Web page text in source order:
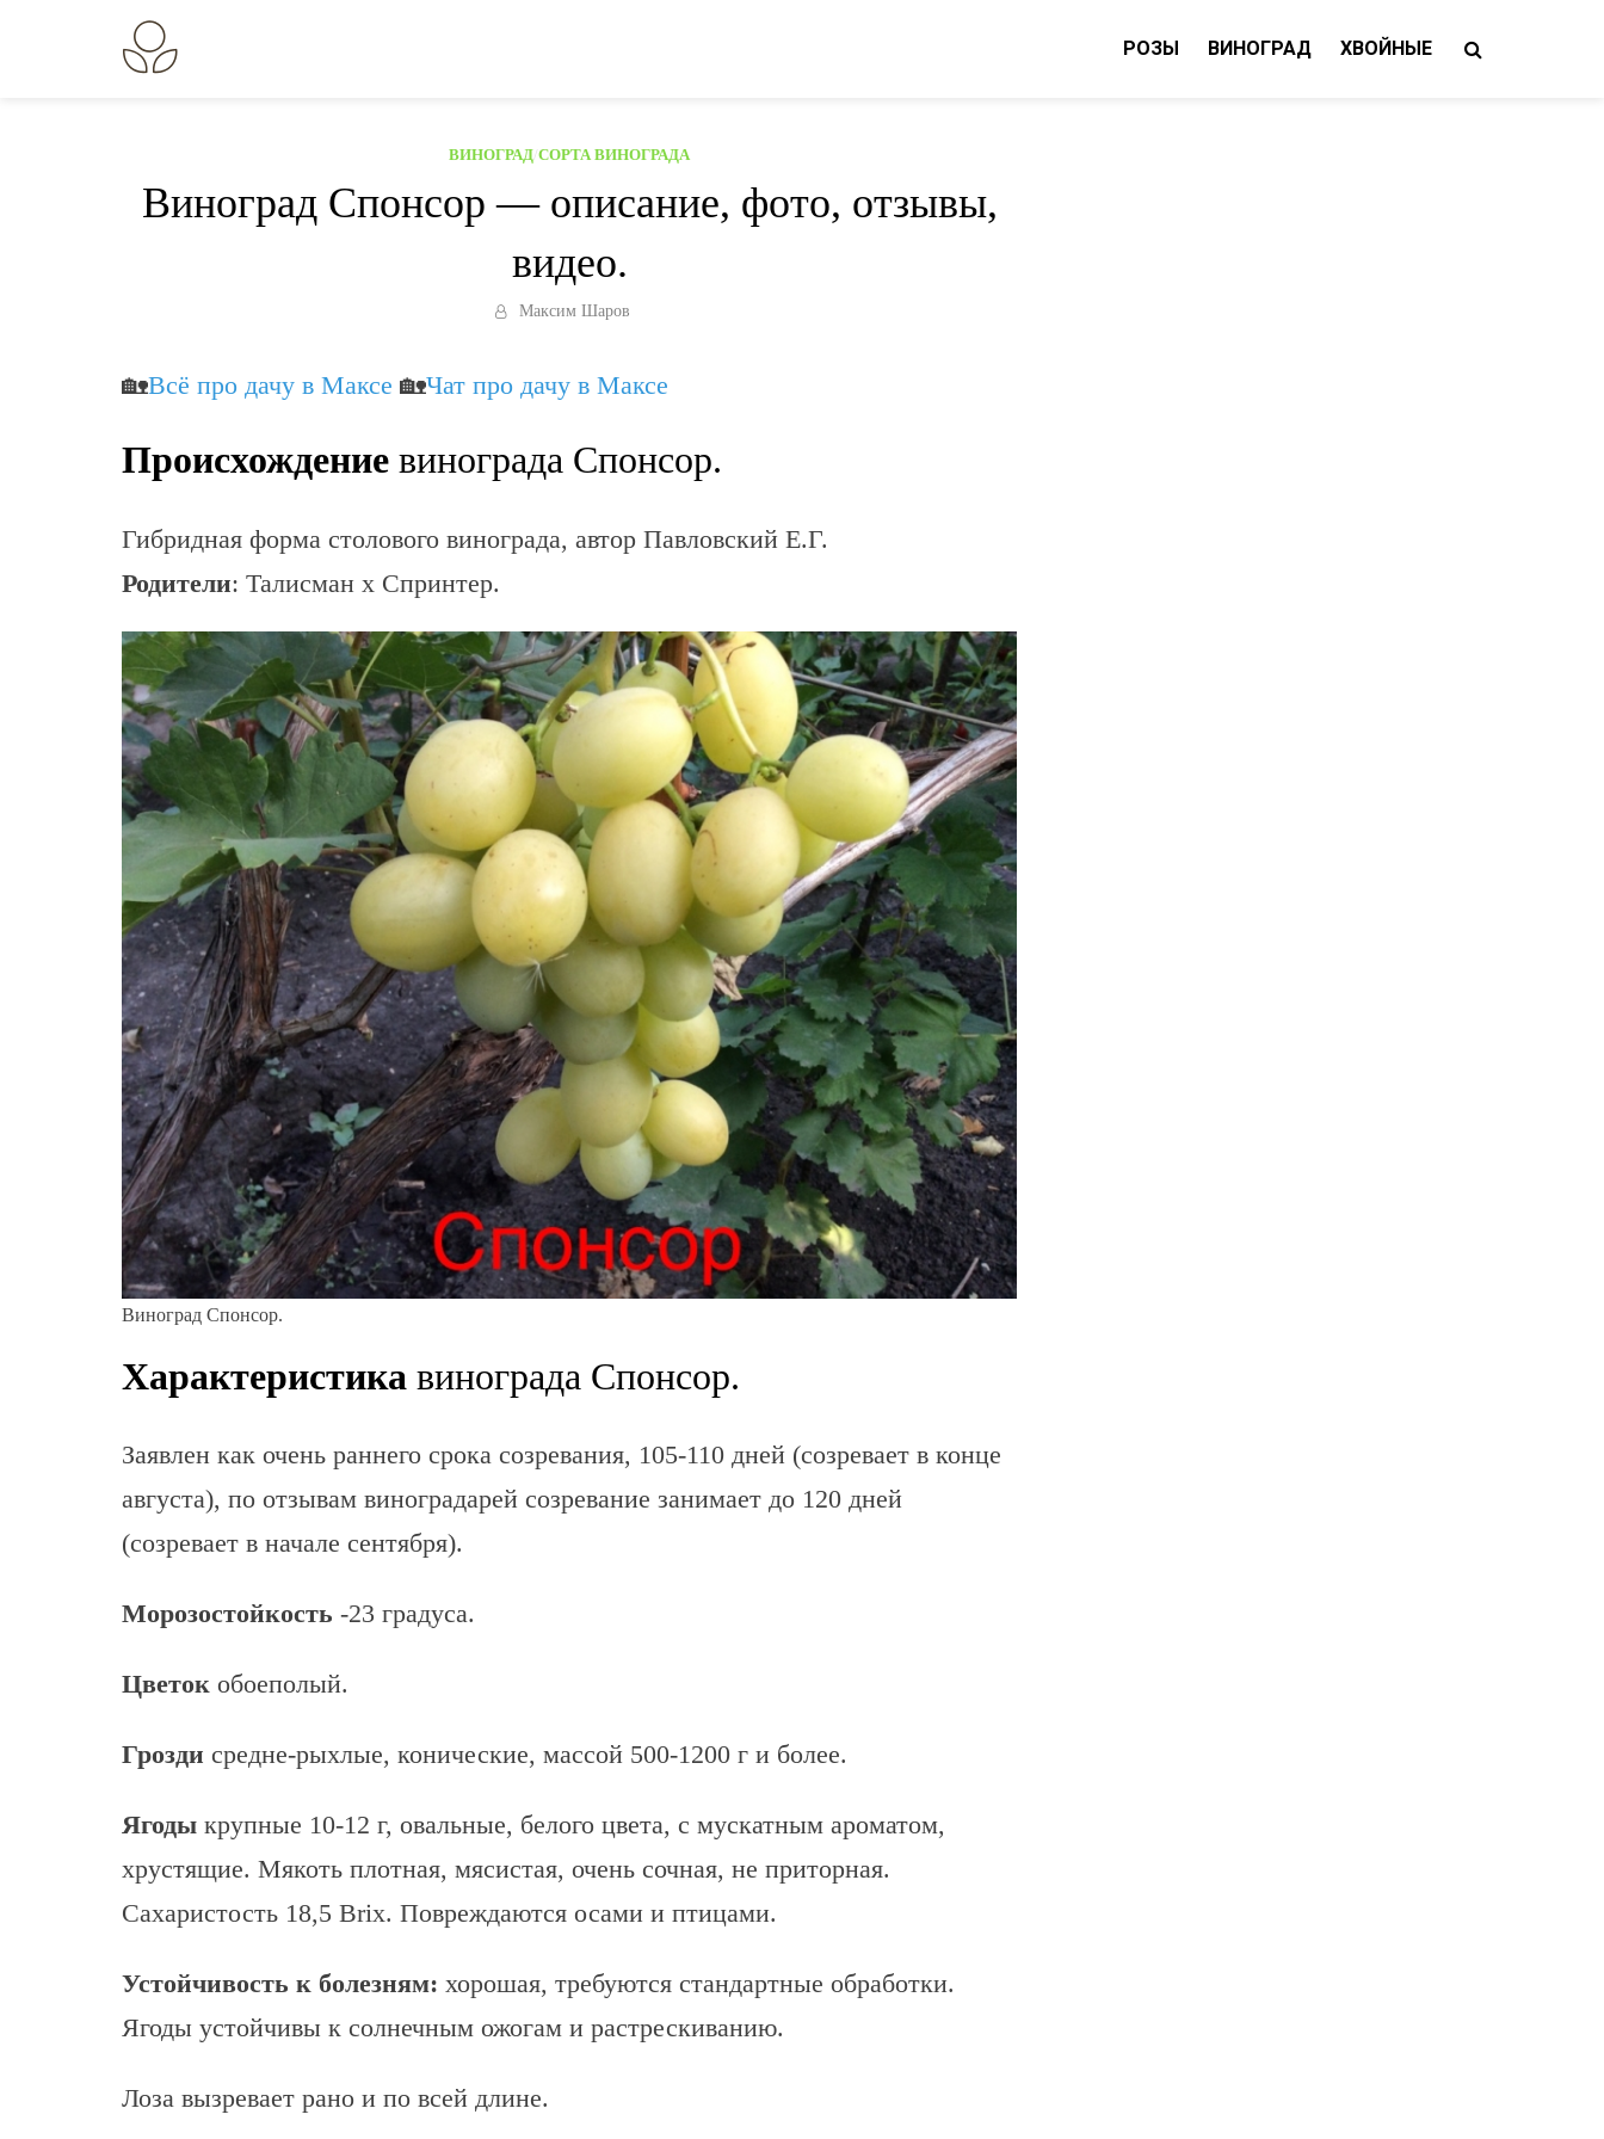
РОЗЫ ВИНОГРАД ХВОЙНЫЕ
ВИНОГРАД СОРТА ВИНОГРАДА
Виноград Спонсор — описание, фото, отзывы,
видео.
Максим Шаров
🏡Всё про дачу в Максе 🏡Чат про дачу в Максе
Происхождение винограда Спонсор.
Гибридная форма столового винограда, автор Павловский Е.Г.
Родители: Талисман х Спринтер.
Виноград Спонсор.
Характеристика винограда Спонсор.
Заявлен как очень раннего срока созревания, 105-110 дней (созревает в конце
августа), по отзывам виноградарей созревание занимает до 120 дней
(созревает в начале сентября).
Морозостойкость -23 градуса.
Цветок обоеполый.
Грозди средне-рыхлые, конические, массой 500-1200 г и более.
Ягоды крупные 10-12 г, овальные, белого цвета, с мускатным ароматом,
хрустящие. Мякоть плотная, мясистая, очень сочная, не приторная.
Сахаристость 18,5 Brix. Повреждаются осами и птицами.
Устойчивость к болезням: хорошая, требуются стандартные обработки.
Ягоды устойчивы к солнечным ожогам и растрескиванию.
Лоза вызревает рано и по всей длине.